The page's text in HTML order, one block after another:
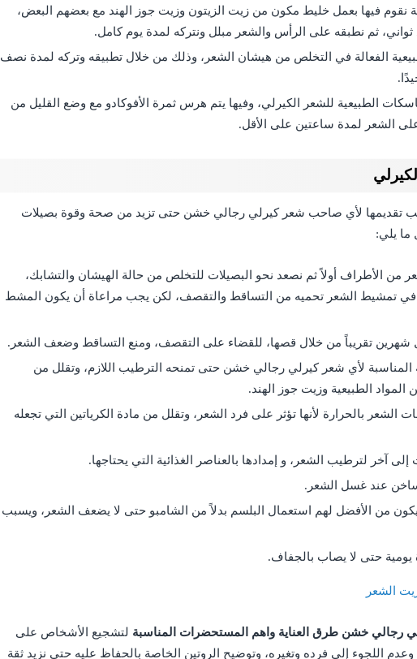
نقوم فيها بعمل خليط مكون من زيت الزيتون وزيت جوز الهند مع بعضهم البعض،
ثواني، ثم نطبقه على الرأس والشعر مبلل ونتركه لمدة يوم كامل.
الفعالة في التخلص من هيشان الشعر، وذلك من خلال تطبيقه وتركه لمدة نصف
الطبيعية للشعر الكيرلي، وفيها يتم هرس ثمرة الأفوكادو مع وضع القليل من
على الشعر لمدة ساعتين على الأقل.
تقديمها لأي صاحب شعر كيرلي رجالي خشن حتى تزيد من صحة وقوة بصيلات
ما يلي:
من الأطراف أولاً ثم نصعد نحو البصيلات للتخلص من حالة الهيشان والتشابك،
في تمشيط الشعر تحميه من التساقط والتقصف، لكن يجب مراعاة أن يكون المشط
شهرين تقريباً من خلال قصها، للقضاء على التقصف، ومنع التساقط وضعف الشعر.
المناسبة لأي شعر كيرلي رجالي خشن حتى تمنحه الترطيب اللازم، وتقلل من
المواد الطبيعية وزيت جوز الهند.
الشعر بالحرارة لأنها تؤثر على فرد الشعر، وتقلل من مادة الكرياتين التي تجعله
آخر لترطيب الشعر، و إمدادها بالعناصر الغذائية التي يحتاجها.
عند غسل الشعر.
من الأفضل لهم استعمال البلسم بدلاً من الشامبو حتى لا يضعف الشعر، ويسبب
حتى لا يصاب بالجفاف.
الشعر
رجالي خشن طرق العناية واهم المستحضرات المناسبة لتشجيع الأشخاص على
اللجوء إلى فرده وتغيره، وتوضيح الروتين الخاصة بالحفاظ عليه حتى نزيد ثقة